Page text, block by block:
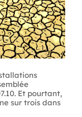
Et pourtant,
sur trois dans